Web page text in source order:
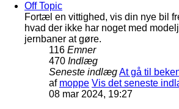
Off Topic
Fortæl en vittighed, vis din nye bil
hvad der ikke har noget med
jernbaner at gøre.
116 Emner
470 Indlæg
Seneste indlægAt gå til
af moppe Vis det seneste
08 mar 2024, 19:27